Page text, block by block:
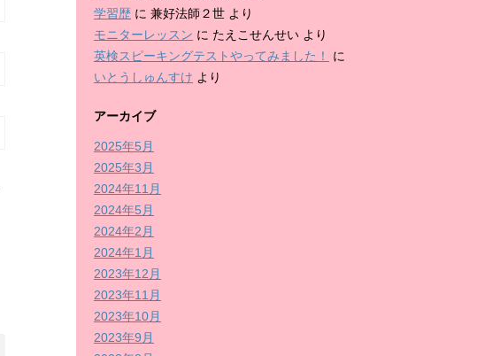
学習歴 に 兼好法師２世 より
モニターレッスン に たえこせんせい より
英検スピーキングテストやってみました！
に
いとうしゅんすけ より
アーカイブ
2025年5月
2025年3月
2024年11月
2024年5月
2024年2月
2024年1月
2023年12月
2023年11月
2023年10月
2023年9月